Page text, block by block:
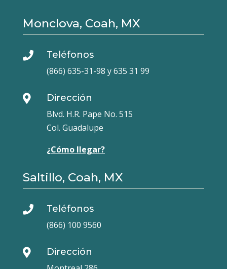
Monclova, Coah, MX

Teléfonos
(866) 635-31-98 y 635 31 99

Dirección
Blvd. H.R. Pape No. 515
Col. Guadalupe
¿Cómo llegar?
Saltillo, Coah, MX

Teléfonos
(866) 100 9560

Dirección